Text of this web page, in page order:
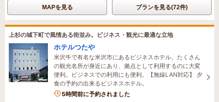
MAPを見る プランを見る(72件)
上杉の城下町で風情ある街並み。ビジネス・観光に最適な立地
ホテルつたや
米沢牛で有名な米沢市にあるビジネスホテル。たくさん
の観光名所が身近にあり、拠点として利用するのに大変
便利。ビジネスでの利用にも便利。【無線LAN対応】 夕
食の予約の出来るビジネスホテル。
5時間前に予約されました